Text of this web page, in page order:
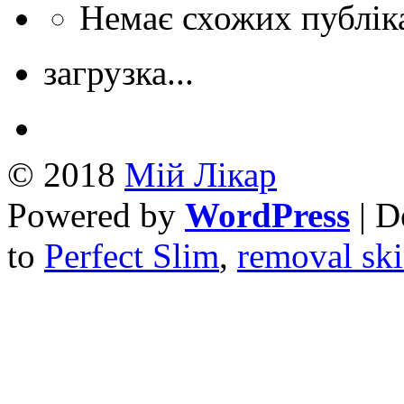
Немає схожих
загрузка...
© 2018 Mій Лікар
Powered by WordPress |
to Perfect Slim, removal